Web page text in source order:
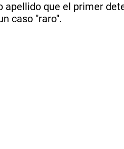
que el primer
caso "raro".